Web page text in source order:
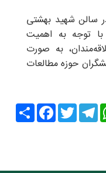
شهید بهشتی
با توجه به اهمیت
به صورت
حوزه مطالعات
Share
FacebookTwitter
Telegram